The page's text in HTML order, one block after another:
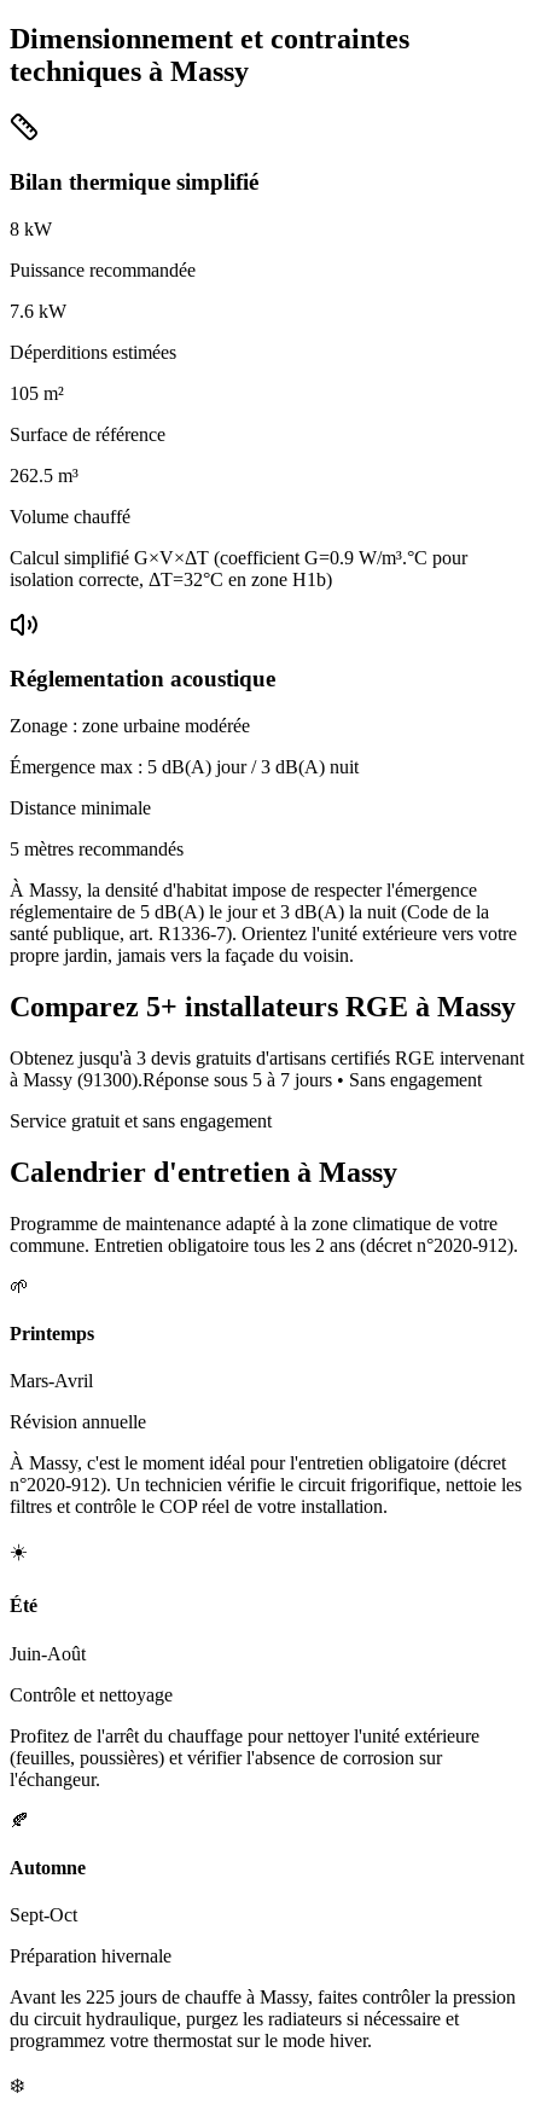
Dimensionnement et contraintes
techniques à Massy
Bilan thermique simplifié
8 kW
Puissance recommandée
7.6 kW
Déperditions estimées
105 m²
Surface de référence
262.5 m³
Volume chauffé
Calcul simplifié G×V×ΔT (coefficient G=0.9 W/m³.°C pour
isolation correcte, ΔT=32°C en zone H1b)
Réglementation acoustique
Zonage : zone urbaine modérée
Émergence max : 5 dB(A) jour /3 dB(A) nuit
Distance minimale
5 mètres recommandés
À Massy, la densité d'habitat impose de respecter l'émergence
réglementaire de 5 dB(A) le jour et 3 dB(A) la nuit (Code de la
santé publique, art. R1336-7). Orientez l'unité extérieure vers votre
propre jardin, jamais vers la façade du voisin.
Comparez 5+ installateurs RGE à Massy
Obtenez jusqu'à 3 devis gratuits d'artisans certifiés RGE intervenant
à Massy (91300).Réponse sous 5 à 7 jours • Sans engagement
Service gratuit et sans engagement
Calendrier d'entretien à Massy
Programme de maintenance adapté à la zone climatique de votre
commune. Entretien obligatoire tous les 2 ans (décret n°2020-912).
🌱
Printemps
Mars-Avril
Révision annuelle
À Massy, c'est le moment idéal pour l'entretien obligatoire (décret
n°2020-912). Un technicien vérifie le circuit frigorifique, nettoie les
filtres et contrôle le COP réel de votre installation.
☀️
Été
Juin-Août
Contrôle et nettoyage
Profitez de l'arrêt du chauffage pour nettoyer l'unité extérieure
(feuilles, poussières) et vérifier l'absence de corrosion sur
l'échangeur.
🍂
Automne
Sept-Oct
Préparation hivernale
Avant les 225 jours de chauffe à Massy, faites contrôler la pression
du circuit hydraulique, purgez les radiateurs si nécessaire et
programmez votre thermostat sur le mode hiver.
❄️